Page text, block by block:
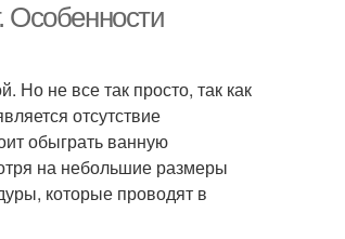
Особенности
Но не все так просто, так как
отсутствие
обыграть ванную
на небольшие размеры
которые проводят в